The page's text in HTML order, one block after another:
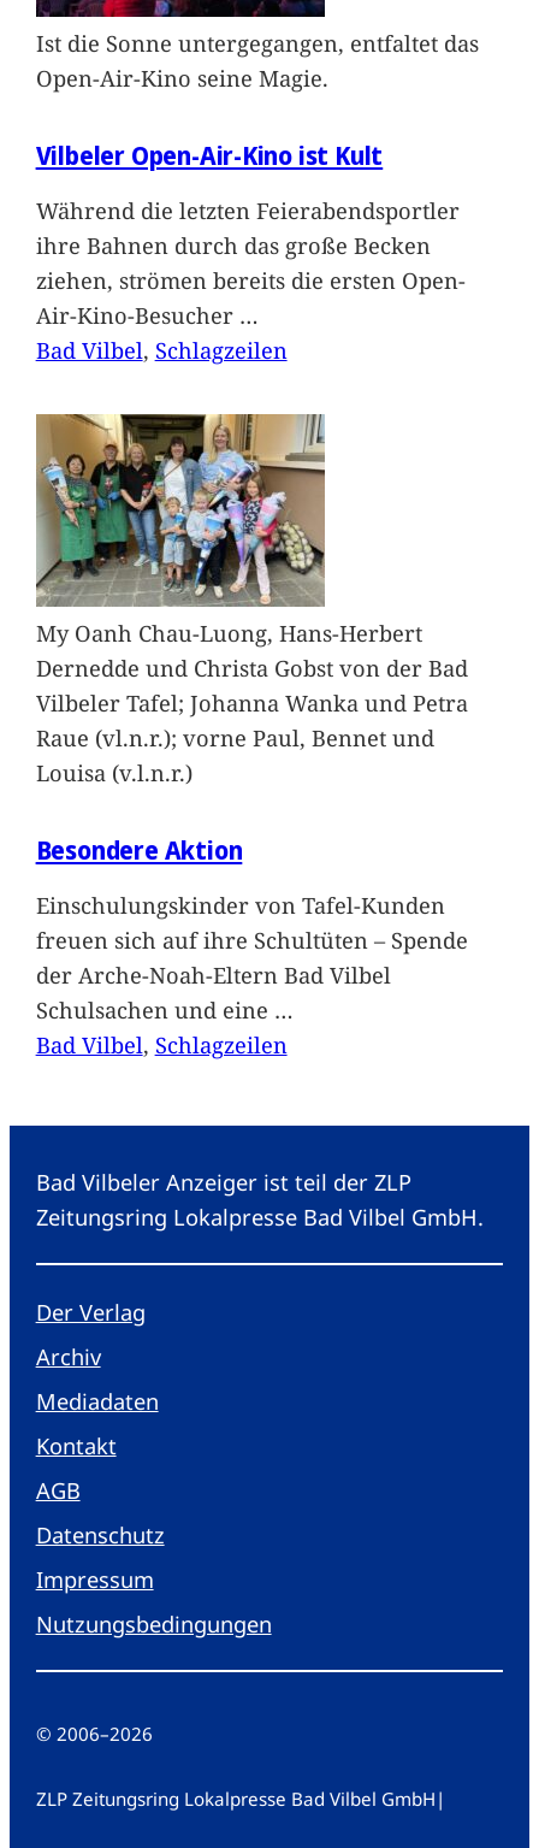
Ist die Sonne untergegangen, entfaltet das
Open-Air-Kino seine Magie.
Vilbeler Open-Air-Kino ist Kult
Während die letzten Feierabendsportler
ihre Bahnen durch das große Becken
ziehen, strömen bereits die ersten Open-
Air-Kino-Besucher …
Bad Vilbel, Schlagzeilen
My Oanh Chau-Luong, Hans-Herbert
Dernedde und Christa Gobst von der Bad
Vilbeler Tafel; Johanna Wanka und Petra
Raue (vl.n.r.); vorne Paul, Bennet und
Louisa (v.l.n.r.)
Besondere Aktion
Einschulungskinder von Tafel-Kunden
freuen sich auf ihre Schultüten – Spende
der Arche-Noah-Eltern Bad Vilbel
Schulsachen und eine …
Bad Vilbel, Schlagzeilen
Bad Vilbeler Anzeiger ist teil der ZLP
Zeitungsring Lokalpresse Bad Vilbel GmbH.
Der Verlag
Archiv
Mediadaten
Kontakt
AGB
Datenschutz
Impressum
Nutzungsbedingungen
© 2006–2026
ZLP Zeitungsring Lokalpresse Bad Vilbel GmbH |